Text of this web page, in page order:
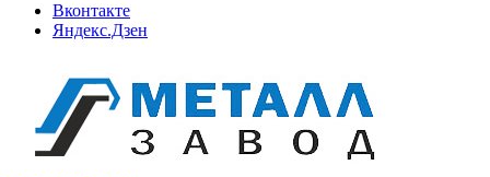
Вконтакте
Яндекс.Дзен